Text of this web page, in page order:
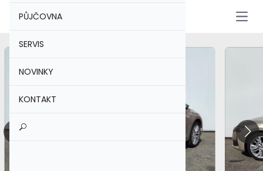
PŮJČOVNA
SERVIS
NOVINKY
KONTAKT